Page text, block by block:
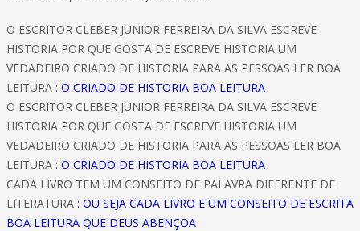
O ESCRITOR CLEBER JUNIOR FERREIRA DA SILVA ESCREVE
HISTORIA POR QUE GOSTA DE ESCREVE HISTORIA UM
VEDADEIRO CRIADO DE HISTORIA PARA AS PESSOAS LER BOA
LEITURA : O CRIADO DE HISTORIA BOA LEITURA
O ESCRITOR CLEBER JUNIOR FERREIRA DA SILVA ESCREVE
HISTORIA POR QUE GOSTA DE ESCREVE HISTORIA UM
VEDADEIRO CRIADO DE HISTORIA PARA AS PESSOAS LER BOA
LEITURA : O CRIADO DE HISTORIA BOA LEITURA
CADA LIVRO TEM UM CONSEITO DE PALAVRA DIFERENTE DE
LITERATURA : OU SEJA CADA LIVRO E UM CONSEITO DE ESCRITA
BOA LEITURA QUE DEUS ABENÇOA